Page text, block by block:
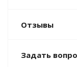
Отзывы
Задать